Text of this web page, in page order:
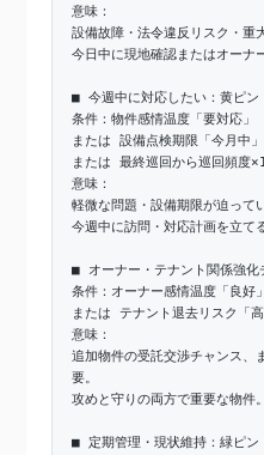
意味：
設備故障・法令違反リスク・重
今日中に現地確認またはオーナ
■ 今週中に対応したい：黄ピ
条件：物件感情温度「要対応」
または 設備点検期限「今月中」
または 最終巡回から巡回頻度
意味：
軽微な問題・設備期限が迫って
今週中に訪問・対応計画を立てる
■ オーナー・テナント関係強
条件：オーナー感情温度「良好
または テナント退去リスク「
意味：
追加物件の受託交渉チャンス、
要。
攻めと守りの両方で重要な物件。
■ 定期管理・現状維持：緑ピ